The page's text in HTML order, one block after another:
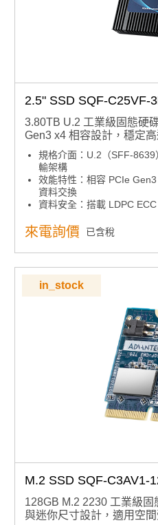
2.5" SSD SQF-C25VF-
3.80TB U.2 工業級固態硬
Gen3 x4 相容設計，穩定
規格介面：U.2（SFF-
輸架構
效能特性：相容 PCIe
資料交換
資料安全：搭載 LDPC
系統整合：內建 GUI 管理
與彈性開發
效能特性：支援 AHCI 模式
產品諮詢服務：規格諮詢 /
來電詢價 已含稅
in_stock
M.2 SSD SQF-C3AV1-
128GB M.2 2230 工業級
與迷你尺寸設計，適用空